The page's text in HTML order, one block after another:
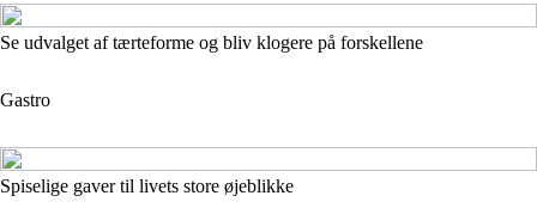
Se udvalget af tærteforme og bliv klogere på forskellene
Gastro
Spiselige gaver til livets store øjeblikke